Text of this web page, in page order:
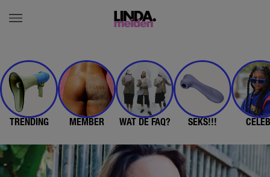
TRENDING MEMBER WAT DE FAQ? SEKS!!!